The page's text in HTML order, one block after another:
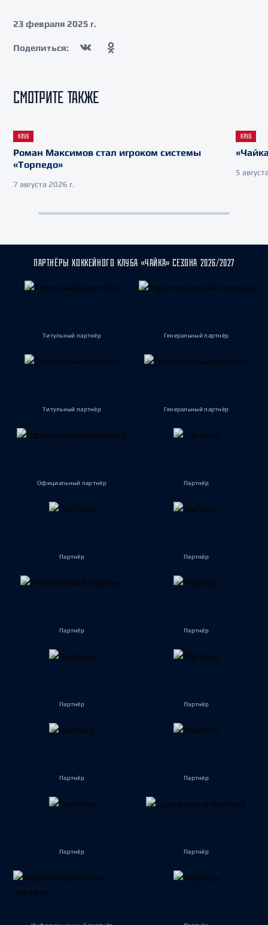
23 февраля 2025 г.
Поделиться:
СМОТРИТЕ ТАКЖЕ
КЛУБ
Роман Максимов стал игроком системы
«Торпедо»
7 августа 2026 г.
КЛУБ
5
ПАРТНЁРЫ ХОККЕЙНОГО КЛУБА «ЧАЙКА» СЕЗОНА 2026/2027
Титульный партнёр Генеральный партнёр
Титульный партнёр Генеральный партнёр
Официальный партнёр Партнёр
Партнёр Партнёр
Партнёр Партнёр
Партнёр Партнёр
Партнёр Партнёр
Партнёр Партнёр